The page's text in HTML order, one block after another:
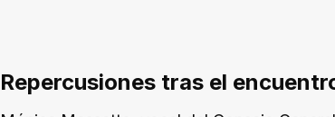
Repercusiones tras el